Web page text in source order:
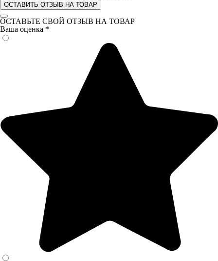
ОСТАВИТЬ ОТЗЫВ НА ТОВАР
ОСТАВЬТЕ СВОЙ ОТЗЫВ НА ТОВАР
Ваша оценка *